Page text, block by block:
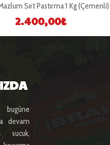
Sırt Pastırma 1 Kg (Çemenli)
2.400,00₺
devam
sucuk,